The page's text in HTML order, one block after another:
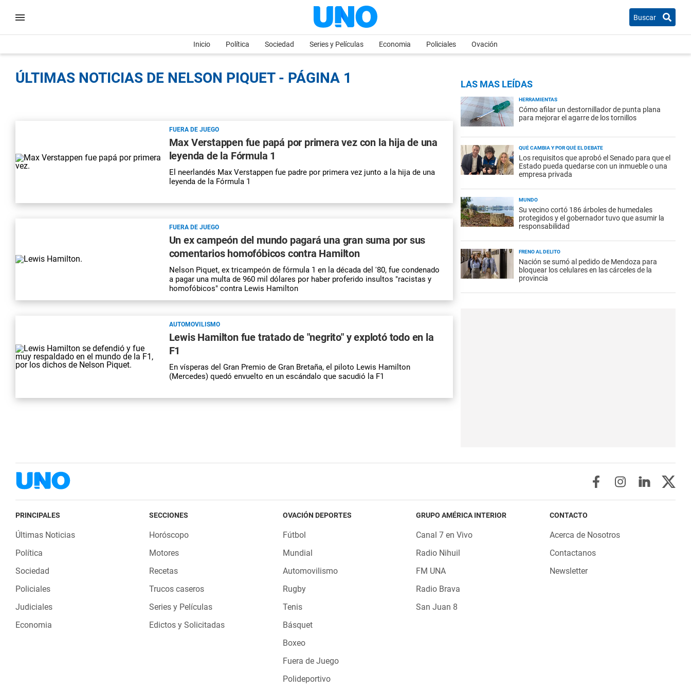
Buscar
Inicio Política Sociedad Series y Películas Economia Policiales Ovación
ÚLTIMAS NOTICIAS DE NELSON PIQUET - PÁGINA 1
FUERA DE JUEGO
Max Verstappen fue papá por primera vez con la hija de una
leyenda de la Fórmula 1
El neerlandés Max Verstappen fue padre por primera vez junto a la hija de una
leyenda de la Fórmula 1
FUERA DE JUEGO
Un ex campeón del mundo pagará una gran suma por sus
comentarios homofóbicos contra Hamilton
Nelson Piquet, ex tricampeón de fórmula 1 en la década del '80, fue condenado
a pagar una multa de 960 mil dólares por haber proferido insultos "racistas y
homofóbicos" contra Lewis Hamilton
AUTOMOVILISMO
Lewis Hamilton fue tratado de "negrito" y explotó todo en la
F1
En vísperas del Gran Premio de Gran Bretaña, el piloto Lewis Hamilton
(Mercedes) quedó envuelto en un escándalo que sacudió la F1
LAS MAS LEÍDAS
HERRAMIENTAS
Cómo afilar un destornillador de punta plana
para mejorar el agarre de los tornillos
QUÉ CAMBIA Y POR QUÉ EL DEBATE
Los requisitos que aprobó el Senado para que el
Estado pueda quedarse con un inmueble o una
empresa privada
MUNDO
Su vecino cortó 186 árboles de humedales
protegidos y el gobernador tuvo que asumir la
responsabilidad
FRENO AL DELITO
Nación se sumó al pedido de Mendoza para
bloquear los celulares en las cárceles de la
provincia
PRINCIPALES
Últimas Noticias
Política
Sociedad
Policiales
Judiciales
Economia
SECCIONES
Horóscopo
Motores
Recetas
Trucos caseros
Series y Películas
Edictos y Solicitadas
OVACIÓN DEPORTES
Fútbol
Mundial
Automovilismo
Rugby
Tenis
Básquet
Boxeo
Fuera de Juego
Polideportivo
GRUPO AMÉRICA INTERIOR
Canal 7 en Vivo
Radio Nihuil
FM UNA
Radio Brava
San Juan 8
CONTACTO
Acerca de Nosotros
Contactanos
Newsletter